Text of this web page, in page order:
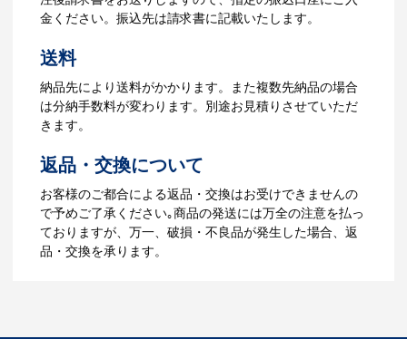
ータでご確認いただきます。
4.納品
【名入れをする場合】データのご入稿後
３週間程度で納品となります。
【名入れなしの場合】在庫がある場合、3
～5営業日程度で納品となります。
ご利用ガイドをもっとみる
金ください。振込先は請求書に記載いたします。
送料
納品先により送料がかかります。また複数先納品の場合
は分納手数料が変わります。別途お見積りさせていただ
きます。
返品・交換について
お客様のご都合による返品・交換はお受けできませんの
で予めご了承ください｡商品の発送には万全の注意を払っ
ておりますが、万一、破損・不良品が発生した場合、返
品・交換を承ります。